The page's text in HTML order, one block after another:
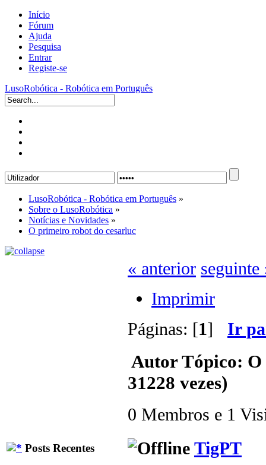
Início
Fórum
Ajuda
Pesquisa
Entrar
Registe-se
LusoRobótica - Robótica em Português
LusoRobótica - Robótica em Português »
Sobre o LusoRobótica »
Notícias e Novidades »
O primeiro robot do cesarluc
Posts Recentes
« anterior seguinte
Imprimir
Páginas: [1] Ir
AutorTópico: O
31228 vezes)
0 Membros e 1
TigPT